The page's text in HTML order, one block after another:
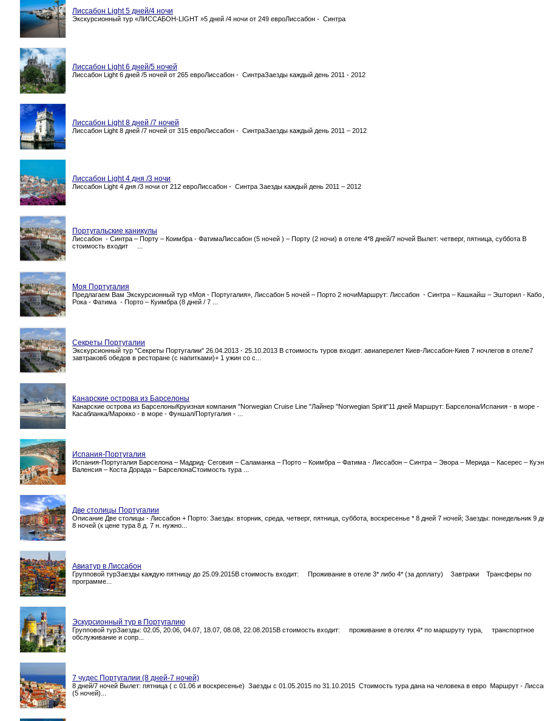
Лиссабон Light 5 дней/4 ночи
Экскурсионный тур «ЛИССАБОН-LIGHT »5 дней /4 ночи от 249 евроЛиссабон - Синтра
Лиссабон Light 6 дней/5 ночей
Лиссабон Light 6 дней /5 ночей от 265 евроЛиссабон - СинтраЗаезды каждый день 2011 - 2012
Лиссабон Light 8 дней /7 ночей
Лиссабон Light 8 дней /7 ночей от 315 евроЛиссабон - СинтраЗаезды каждый день 2011 – 2012
Лиссабон Light 4 дня /3 ночи
Лиссабон Light 4 дня /3 ночи от 212 евроЛиссабон - Синтра Заезды каждый день 2011 – 2012
Португальские каникулы
Лиссабон - Синтра – Порту – Коимбра - ФатимаЛиссабон (5 ночей ) – Порту (2 ночи) в отеле 4*8 дней/7 ночей Вылет: четверг, пятница, суббота В
стоимость входит ...
Моя Португалия
Предлагаем Вам Экскурсионный тур «Моя - Португалия», Лиссабон 5 ночей – Порто 2 ночиМаршрут: Лиссабон - Синтра – Кашкайш – Эшторил - Кабо
Рока - Фатима - Порто – Куимбра (8 дней / 7 ...
Секреты Португалии
Экскурсионный тур "Секреты Португалии" 26.04.2013 - 25.10.2013 В стоимость туров входит: авиаперелет Киев-Лиссабон-Киев 7 ночлегов в отеле7
завтраков6 обедов в ресторане (с напитками)+ 1 ужин со с...
Канарские острова из Барселоны
Канарские острова из БарселоныКруизная компания "Norwegian Cruise Line "Лайнер "Norwegian Spirit"11 дней Маршрут: Барселона/Испания - в море -
Касабланка/Марокко - в море - Фуншал/Португалия - ...
Испания-Португалия
Испания-Португалия Барселона – Мадрид- Сеговия – Саламанка – Порто – Коимбра – Фатима - Лиссабон – Синтра – Эвора – Мерида – Касерес –
Валенсия – Коста Дорада – БарселонаСтоимость тура ...
Две столицы Португалии
Описание Две столицы - Лиссабон + Порто: Заезды: вторник, среда, четверг, пятница, суббота, воскресенье * 8 дней 7 ночей; Заезды: понедельник 9
8 ночей (к цене тура 8 д. 7 н. нужно...
Авиатур в Лиссабон
Групповой турЗаезды каждую пятницу до 25.09.2015В стоимость входит: Проживание в отеле 3* либо 4* (за доплату) Завтраки Трансферы по
программе...
Эскурсионный тур в Португалию
Групповой турЗаезды: 02.05, 20.06, 04.07, 18.07, 08.08, 22.08.2015В стоимость входит: проживание в отелях 4* по маршруту тура, транспортное
обслуживание и сопр...
7 чудес Португалии (8 дней-7 ночей)
8 дней/7 ночей Вылет: пятница ( с 01.06 и воскресенье) Заезды с 01.05.2015 по 31.10.2015 Стоимость тура дана на человека в евро Маршрут -
(5 ночей)...